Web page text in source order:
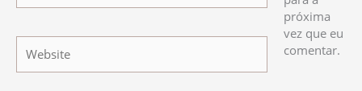
próxima
vez que eu
comentar.